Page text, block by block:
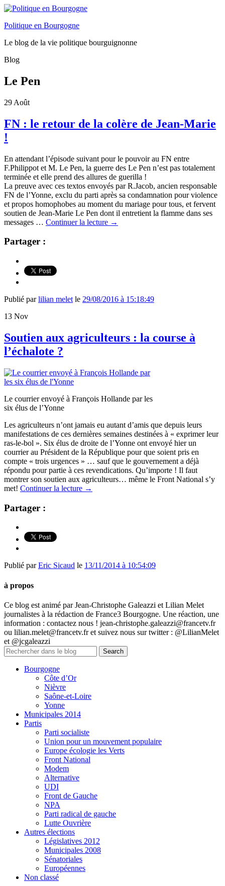
Politique en Bourgogne
Le blog de la vie politique bourguignonne
Blog
Le Pen
29 Août
FN : le retour de la colère de Jean-Marie
!
En attendant l’épisode suivant pour le pouvoir au FN entre
F.Philippot et M. Le Pen, la guerre des Le Pen n’est pas totalement
terminée et elle prend des allures de guerilla !
La preuve avec ces textos envoyés par R.Jacob, ancien responsable
FN de l’Yonne, exclu du parti après sa condamnation pour violence
et propos homophobes au moment du mariage pour tous, et fervent
soutien de Jean-Marie Le Pen dont il entretient la flamme dans ses
messages … Continuer la lecture →
Partager :
Publié parlilian melet le 29/08/2016 à 15:18:49
13 Nov
Soutien aux agriculteurs : la course à
l’échalote ?
Le courrier envoyé à François Hollande par les
six élus de l’Yonne
Les agriculteurs n’ont jamais eu autant d’amis que depuis leurs
manifestations de ces dernières semaines destinées à « exprimer leur
ras-le-bol ». Six élus de droite de l’Yonne ont envoyé hier un
courrier au Président de la République pour que soient pris en
compte « trois urgences » … sauf que le gouvernement a déjà
répondu pour partie à ces revendications. Qu’importe ! Il faut
montrer son soutien aux agriculteurs… même le Front National s’y
met! Continuer la lecture →
Partager :
Publié parEric Sicaud le 13/11/2014 à 10:54:09
à propos
Ce blog est animé par Jean-Christophe Galeazzi et Lilian Melet
journalistes à la rédaction de France3 Bourgogne. Une réaction, une
information : contactez nous ! jean-christophe.galeazzi@francetv.fr
ou lilian.melet@francetv.fr et suivez nous sur twitter : @LilianMelet
et @jcgaleazzi
Bourgogne
Côte d’Or
Nièvre
Saône-et-Loire
Yonne
Municipales 2014
Partis
Parti socialiste
Union pour un mouvement populaire
Europe écologie les Verts
Front National
Modem
Alternative
UDI
Front de Gauche
NPA
Parti radical de gauche
Lutte Ouvrière
Autres élections
Législatives 2012
Municipales 2008
Sénatoriales
Européennes
Non classé